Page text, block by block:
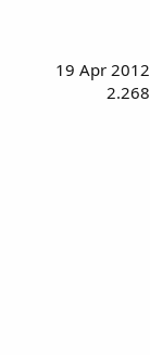
19 Apr 2012
2.268